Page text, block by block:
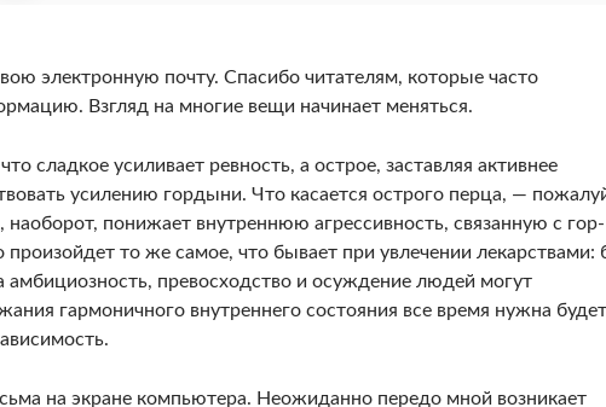
электрон­ную почту. Спасибо читателям, которые часто
Взгляд на многие вещи начинает меняться.
сладкое усиливает ревность, а острое, заставляя активнее
усилению гордыни. Что касается острого перца, —
наоборот, пони­жает внутреннюю агрессивность, связанную с гор­
то же самое, что бывает при увлечении лекарствами:
амбициоз­ность, превосходство и осуждение людей могут
гармонич­ного внутреннего состояния все время нужна бу­дет
на экране компьютера. Неожиданно передо мной возникает